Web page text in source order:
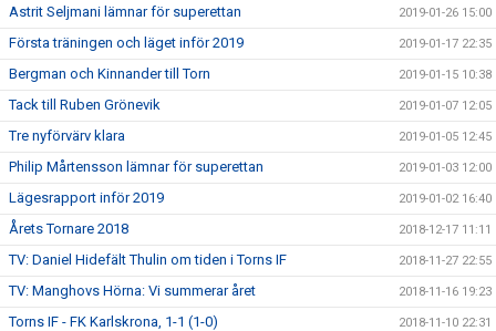
Astrit Seljmani lämnar för superettan 2019-01-26 15:00
Första träningen och läget inför 2019 2019-01-17 22:35
Bergman och Kinnander till Torn 2019-01-15 10:38
Tack till Ruben Grönevik 2019-01-07 12:05
Tre nyförvärv klara 2019-01-05 12:45
Philip Mårtensson lämnar för superettan 2019-01-03 12:00
Lägesrapport inför 2019 2019-01-02 16:40
Årets Tornare 2018 2018-12-17 11:11
TV: Daniel Hidefält Thulin om tiden i Torns IF 2018-11-27 22:55
TV: Manghovs Hörna: Vi summerar året 2018-11-16 19:23
Torns IF - FK Karlskrona, 1-1 (1-0) 2018-11-10 22:31